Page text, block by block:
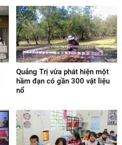
Quảng Trị vừa phát hiện một
hầm đạn có gần 300 vật liệu
nổ